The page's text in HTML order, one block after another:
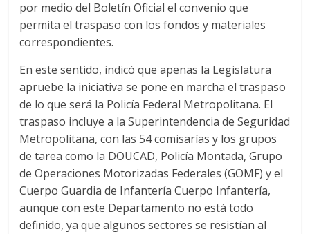
por medio del Boletín Oficial el convenio que
permita el traspaso con los fondos y materiales
correspondientes.
En este sentido, indicó que apenas la Legislatura
apruebe la iniciativa se pone en marcha el traspaso
de lo que será la Policía Federal Metropolitana. El
traspaso incluye a la Superintendencia de Seguridad
Metropolitana, con las 54 comisarías y los grupos
de tarea como la DOUCAD, Policía Montada, Grupo
de Operaciones Motorizadas Federales (GOMF) y el
Cuerpo Guardia de Infantería Cuerpo Infantería,
aunque con este Departamento no está todo
definido, ya que algunos sectores se resistían al